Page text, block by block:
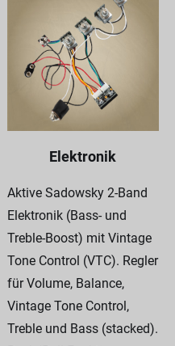
Elektronik
Aktive Sadowsky 2-Band
Elektronik (Bass- und
Treble-Boost) mit Vintage
Tone Control (VTC). Regler
für Volume, Balance,
Vintage Tone Control,
Treble und Bass (stacked).